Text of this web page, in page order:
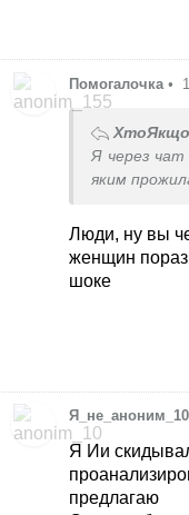
Помогалочка •
Я через чат
яким
Люди, ну вы
женщин
шоке
Я Ии
предлагаю